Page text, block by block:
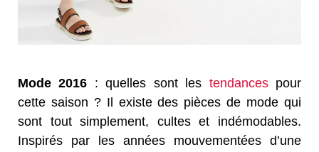
Mode 2016 : quelles sont les tendancespour
cette saison ? Il existe des pièces de mode qui
sont tout simplement, cultes et indémodables.
Inspirés par les années mouvementées d’une